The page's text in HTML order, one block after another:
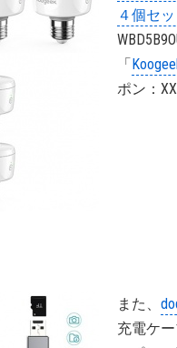
４個セッ
「
ポン：
また、
充電ケ